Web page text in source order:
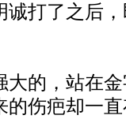
诚打了之后
大的，站在
的伤疤却一